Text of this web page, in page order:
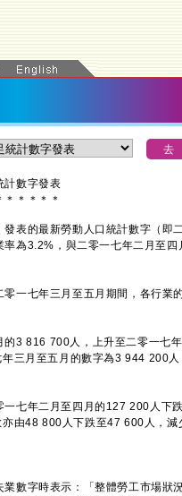
計數字發表
＊ ＊ ＊ ＊ ＊
的最新勞動人口統計數字（即
為3.2%，與二零一七年二月至
七年三月至五月期間，各行業
3 816 700人，上升至二零一七
三月至五月的數字為3 944 200
七年二月至四月的127 200人下
由48 800人下跌至47 600人，
字時表示：「整體勞工市場狀